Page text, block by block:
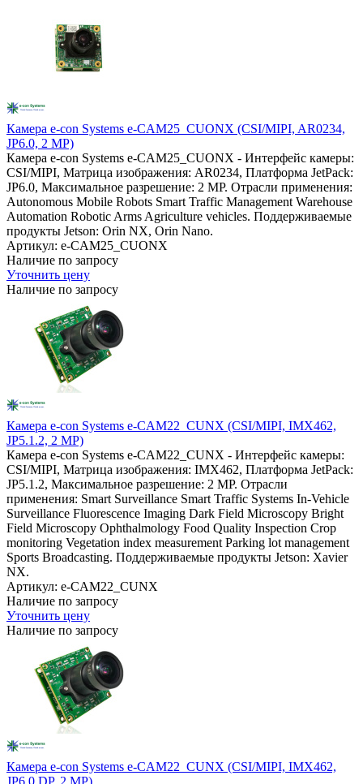
Камера e-con Systems e-CAM25_CUONX (CSI/MIPI, AR0234,
JP6.0, 2 MP)
Камера e-con Systems e-CAM25_CUONX - Интерфейс камеры:
CSI/MIPI, Матрица изображения: AR0234, Платформа JetPack:
JP6.0, Максимальное разрешение: 2 MP. Отрасли применения:
Autonomous Mobile Robots Smart Traffic Management Warehouse
Automation Robotic Arms Agriculture vehicles. Поддерживаемые
продукты Jetson: Orin NX, Orin Nano.
Артикул: e-CAM25_CUONX
Наличие по запросу
Уточнить цену
Наличие по запросу
Камера e-con Systems e-CAM22_CUNX (CSI/MIPI, IMX462,
JP5.1.2, 2 MP)
Камера e-con Systems e-CAM22_CUNX - Интерфейс камеры:
CSI/MIPI, Матрица изображения: IMX462, Платформа JetPack:
JP5.1.2, Максимальное разрешение: 2 MP. Отрасли
применения: Smart Surveillance Smart Traffic Systems In-Vehicle
Surveillance Fluorescence Imaging Dark Field Microscopy Bright
Field Microscopy Ophthalmology Food Quality Inspection Crop
monitoring Vegetation index measurement Parking lot management
Sports Broadcasting. Поддерживаемые продукты Jetson: Xavier
NX.
Артикул: e-CAM22_CUNX
Наличие по запросу
Уточнить цену
Наличие по запросу
Камера e-con Systems e-CAM22_CUNX (CSI/MIPI, IMX462,
JP6.0 DP, 2 MP)